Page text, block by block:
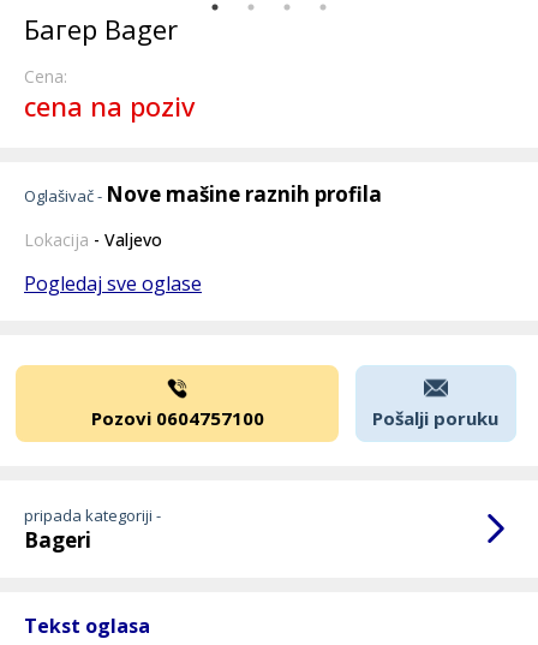
Багер Bager
Cena:
cena na poziv
Oglašivač - Nove mašine raznih profila
Lokacija - Valjevo
Pogledaj sve oglase
Pozovi 0604757100 Pošalji poruku
pripada kategoriji -
Bageri
Tekst oglasa